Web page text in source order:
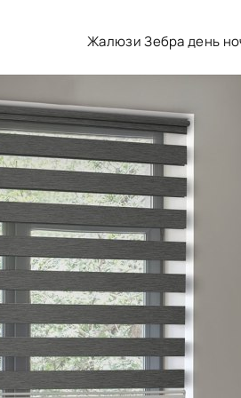
Жалюзи Зебра день